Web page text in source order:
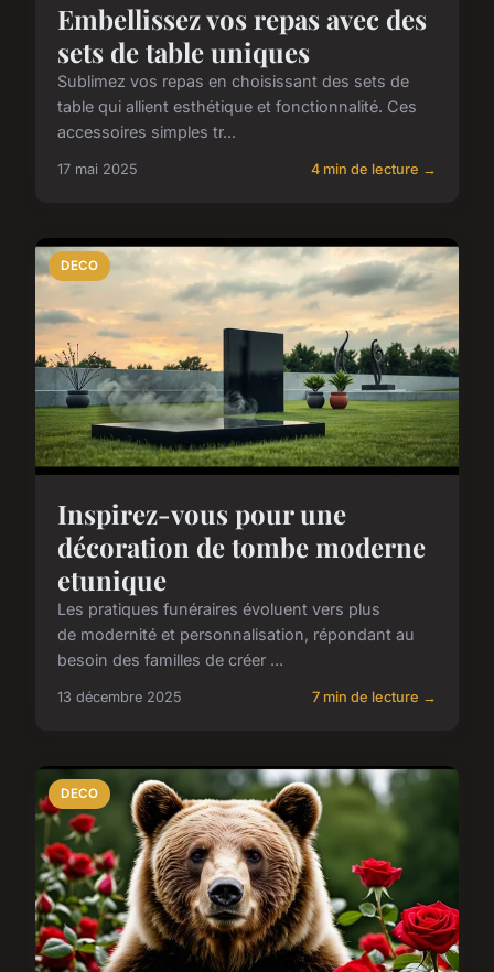
Embellissez vos repas avec des
sets de table uniques
Sublimez vos repas en choisissant des sets de
table qui allient esthétique et fonctionnalité. Ces
accessoires simples tr...
17 mai 2025 4 min de lecture →
DECO
Inspirez-vous pour une
décoration de tombe moderne
etunique
Les pratiques funéraires évoluent vers plus
de modernité et personnalisation, répondant au
besoin des familles de créer ...
13 décembre 2025 7 min de lecture →
DECO